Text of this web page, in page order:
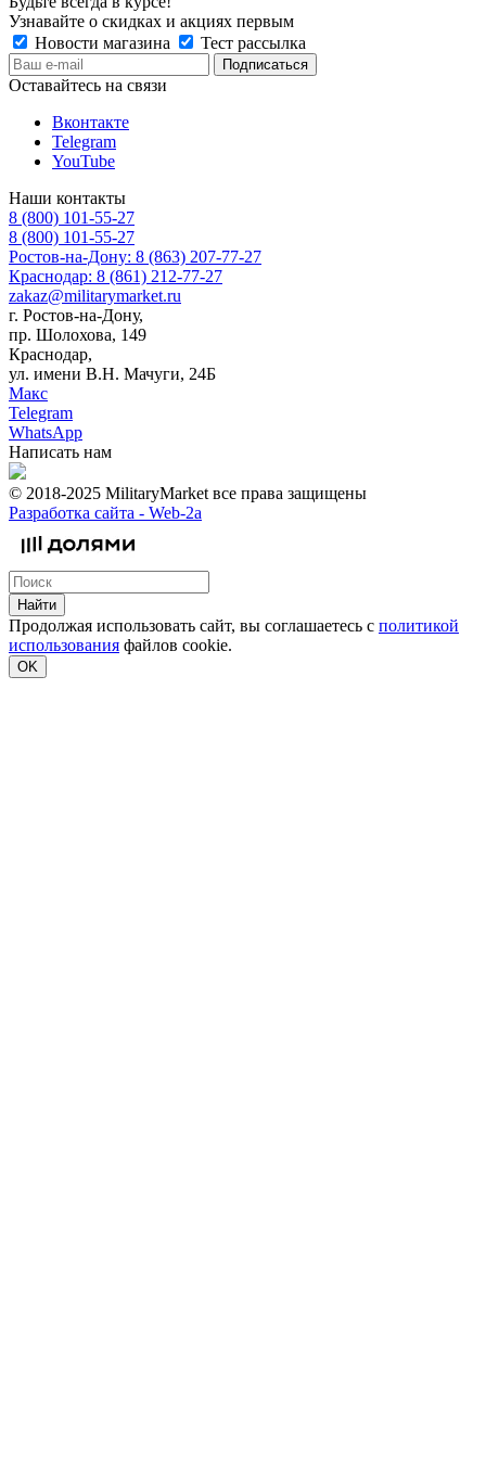
Узнавайте о скидках и акциях первым
Новости магазина
Тест рассылка
Оставайтесь на связи
Вконтакте
Telegram
YouTube
Наши контакты
8 (800) 101-55-27
8 (800) 101-55-27
Ростов-на-Дону: 8 (863) 207-77-27
Краснодар: 8 (861) 212-77-27
zakaz@militarymarket.ru
г. Ростов-на-Дону,
пр. Шолохова, 149
Краснодар,
ул. имени В.Н. Мачуги, 24Б
Макс
Telegram
WhatsApp
Написать нам
© 2018-2025 MilitaryMarket все права защищены
Разработка сайта - Web-2a
Найти
Продолжая использовать сайт, вы соглашаетесь с политикой
использования файлов cookie.
OK